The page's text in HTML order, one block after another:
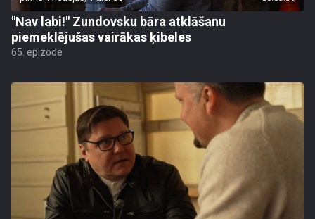
"Nav labi!" Zundovsku bāra atklāšanu
piemeklējušas vairākas ķibeles
65. epizode